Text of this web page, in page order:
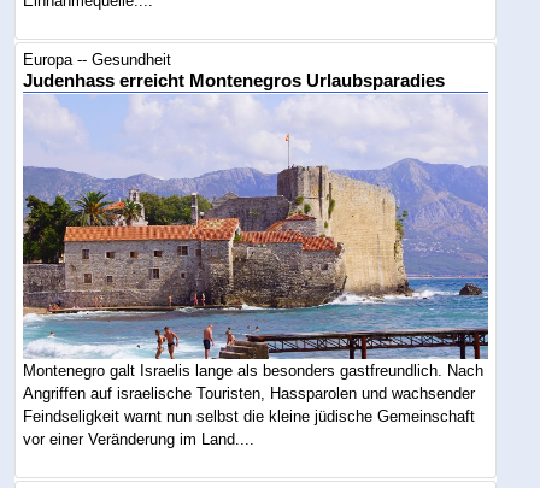
Europa -- Gesundheit
Judenhass erreicht Montenegros Urlaubsparadies
Montenegro galt Israelis lange als besonders gastfreundlich. Nach
Angriffen auf israelische Touristen, Hassparolen und wachsender
Feindseligkeit warnt nun selbst die kleine jüdische Gemeinschaft
vor einer Veränderung im Land....